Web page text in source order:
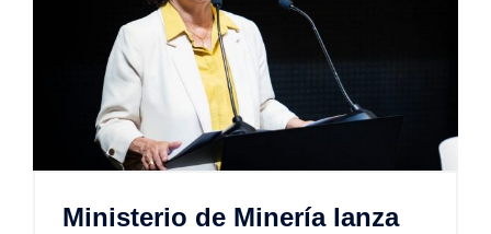
Ministerio de Minería lanza